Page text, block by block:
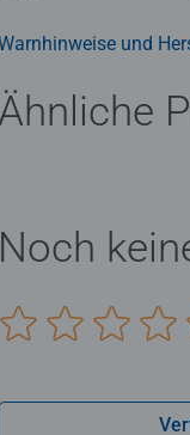
Das ist die
und
Noch